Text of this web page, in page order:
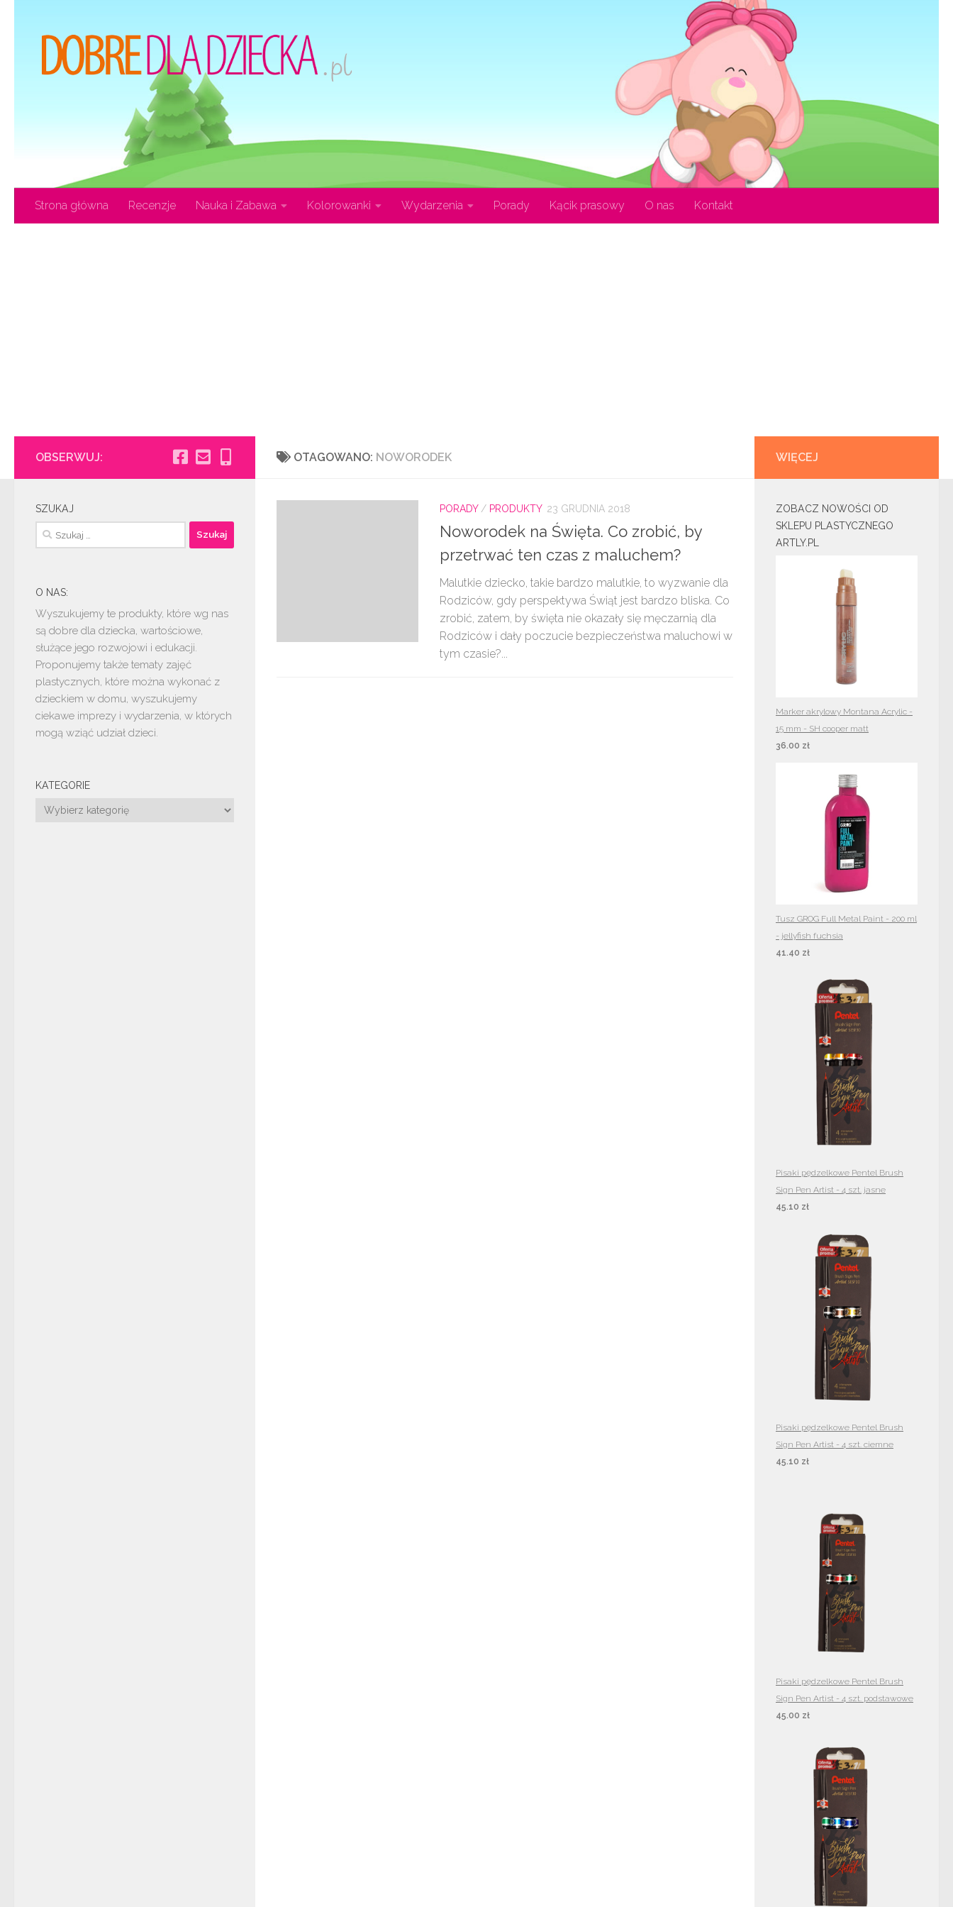
Strona główna Recenzje Nauka i Zabawa Kolorowanki Wydarzenia Porady Kącik prasowy O nas Kontakt
OTAGOWANO: NOWORODEK
PORADY/ PRODUKTY 23 GRUDNIA 2018
Noworodek na Święta. Co zrobić, by
przetrwać ten czas z maluchem?
Malutkie dziecko, takie bardzo malutkie, to wyzwanie dla
Rodziców, gdy perspektywa Świąt jest bardzo bliska. Co
zrobić, zatem, by święta nie okazały się męczarnią dla
Rodziców i dały poczucie bezpieczeństwa maluchowi w
tym czasie?...
OBSERWUJ:
SZUKAJ
Szukaj:
O NAS:
Wyszukujemy te produkty, które wg nas
są dobre dla dziecka, wartościowe,
służące jego rozwojowi i edukacji.
Proponujemy także tematy zajęć
plastycznych, które można wykonać z
dzieckiem w domu, wyszukujemy
ciekawe imprezy i wydarzenia, w których
mogą wziąć udział dzieci.
KATEGORIE
Kategorie
WIĘCEJ
ZOBACZ NOWOŚCI OD
SKLEPU PLASTYCZNEGO
ARTLY.PL
Marker akrylowy Montana Acrylic -
15 mm - SH cooper matt
36.00 zł
Tusz GROG Full Metal Paint - 200 ml
- jellyfish fuchsia
41.40 zł
Pisaki pędzelkowe Pentel Brush
Sign Pen Artist - 4 szt. jasne
45.10 zł
Pisaki pędzelkowe Pentel Brush
Sign Pen Artist - 4 szt. ciemne
45.10 zł
Pisaki pędzelkowe Pentel Brush
Sign Pen Artist - 4 szt. podstawowe
45.00 zł